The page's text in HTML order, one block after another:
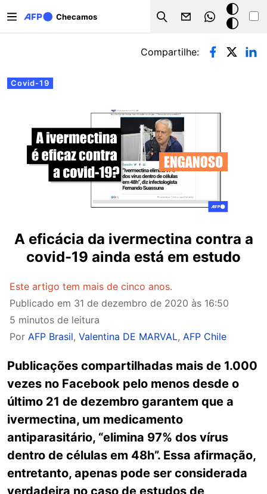
Checamos
Search
Modo
escuro
Abas primárias
Covid-19
Compartilhe:
A eficácia da ivermectina contra a
covid-19 ainda está em estudo
Este artigo tem mais de cinco anos.
Publicado em 31 de dezembro de 2020 às 16:50
5 minutos de leitura
Por AFP Brasil, Valentina DE MARVAL, AFP Chile
Publicações compartilhadas mais de 1.000
vezes no Facebook pelo menos desde o
último 21 de dezembro garantem que a
ivermectina, um medicamento
antiparasitário, “elimina 97% dos vírus
dentro de células em 48h”. Essa afirmação,
entretanto, apenas pode ser considerada
verdadeira no caso de estudos de